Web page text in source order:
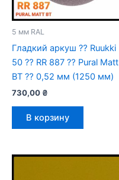
5 мм RAL
Гладкий аркуш ⁇ Ruukki
50 ⁇ RR 887 ⁇ Pural Matt
BT ⁇ 0,52 мм (1250 мм)
730,00 ₴
В корзину